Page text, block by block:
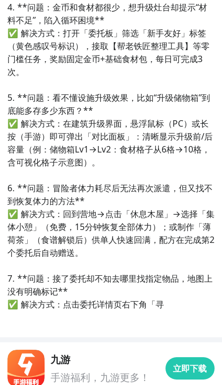
4. **问题：金币和食材都很少，想升级灶台却提示“材
料不足”，陷入循环困境**
✅ 解决方式：打开「委托板」筛选「新手友好」标签
（黄色感叹号标识），接取【帮老铁匠整理工具】等零
门槛任务，奖励固定金币+基础食材包，每日可完成3
次。
5. **问题：看不懂设施升级效果，比如“升级储物箱”到
底能多存多少东西？**
✅ 解决方式：在建筑升级界面，悬浮鼠标（PC）或长
按（手游）即可弹出「对比面板」：清晰显示升级前/后
容量（例：储物箱Lv1→Lv2：食材格子从6格→10格，
含可视化格子示意图）。
6. **问题：冒险者体力耗尽后无法再次派遣，但又找不
到恢复体力的方法**
✅ 解决方式：回到营地→点击「休息木屋」→选择「集
体小憩」（免费，15分钟恢复全部体力）；或制作「薄
荷茶」（食谱解锁后）供单人快速回满，配方在完成第2
个委托后自动赠送。
7. **问题：接了委托却不知去哪里找指定物品，地图上
没有明确标记**
✅ 解决方式：点击委托详情页右下角「寻
九游
手游福利，九游更多！
立即下载